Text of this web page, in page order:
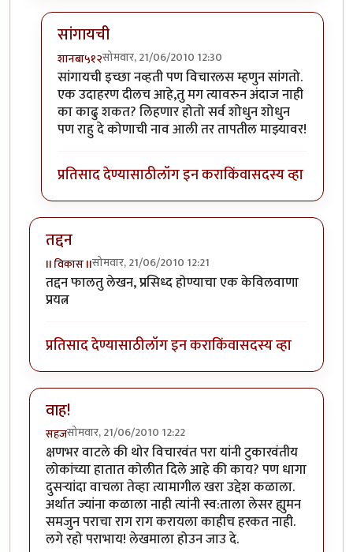
सांगायची
शानबा५१२सोमवार, 21/06/2010 12:30
In reply toशानबा नेमके काय ते सांगना.byवेताळ
सांगायची इच्छा नव्हती पण विचारलस म्हणुन सांगतो.
एक उदाहरण दीलच आहे,तु मग त्यावरुन अंदाज नाही
का काढु शकत? लिहणार होतो सर्व शोधुन शोधुन
पण राहु दे कोणाची नाव आली तर तापतील माझ्यावर!
प्रतिसाद देण्यासाठीलॉग इन कराकिंवासदस्य व्हा
तद्दन
II विकास IIसोमवार, 21/06/2010 12:21
तद्दन फालतु लेखन, प्रसिध्द होण्याचा एक केविलवाणा
प्रयत्न
प्रतिसाद देण्यासाठीलॉग इन कराकिंवासदस्य व्हा
वाह!
सहजसोमवार, 21/06/2010 12:22
क्षणभर वाटले की थोर विचारवंत परा यांनी टुकारवंतीय
लोकांच्या हातात कोलीत दिले आहे की काय? पण धागा
दुसर्‍यांदा वाचला तेव्हा त्यामागील खरा उद्देश कळाला.
अर्थात ज्यांना कळाला नाही त्यांनी स्व:ताला लेसर ह्युमन
समजुन पराचा राग राग करायला काहीच हरकत नाही.
लगे रहो पराभाय! लेखमाला होउन जाउ दे.